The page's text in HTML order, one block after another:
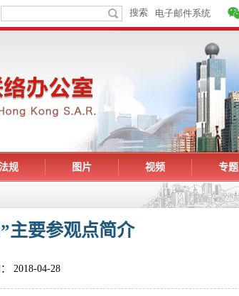
规 图片 视频 专题
主要参观点简介
2018-04-28